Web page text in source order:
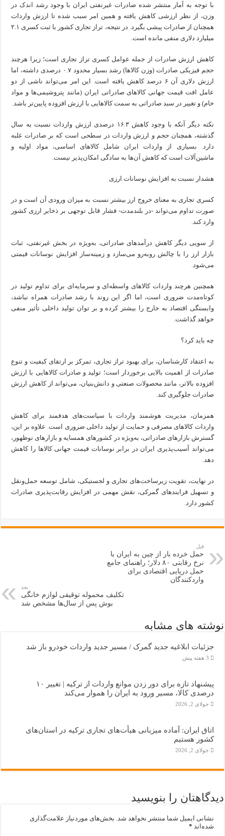
با توجه به آمار منتشر شده صادرات غیرنفتی ایران با وجود رشد اندک در
وزن، از نظر ارزشی کاهش یافته و همین امر سبب شده تا ارزش واردات
همچنان از صادرات پیشی بگیرد. در نتیجه، تراز تجاری کشور با ثبت کسری ۲.۱
میلیارد دلاری منفی مانده است.
کاهش ارزش صادرات از جمله عوامل کسری تراز تجاری است؛ زیرا هرچند
حجم فیزیکی صادرات (وزن کالاها) رشد بسیار محدود ۰.۷ درصدی داشته، اما
ارزش دلاری آن ۶ درصد کاهش یافته است. این امر می‌تواند ناشی از دو
عامل افت قیمت جهانی کالاهای صادراتی ایران (مانند پتروشیمی‌ها و مواد
خام) و تغییر در سبد صادراتی به سمت کالاهایی با ارزش افزوده پایین‌تر باشد.
نکته دیگر آنکه با وجود کاهش ۱۶.۳ درصدی ارزش واردات نسبت به سال
گذشته، همچنان حجم و ارزش واردات در سطحی است که بر صادرات غلبه
دارد. بسیاری از واردات ایران شامل کالاهای اساسی، مواد اولیه و
ماشین‌آلات است که کاهش آن‌ها به سادگی امکان‌پذیر نیست.
هشدار نسبت به افزایش نوسانات ارزی
کسری تجاری به معنای خروج ارز بیشتر نسبت به میزان ورودی آن است و در
صورت تداوم می‌تواند -در بلندمدت- فشار قابل توجهی بر ذخایر ارزی کشور
وارد کند.
از سویی دیگر کاهش درآمدهای صادراتی، به‌ویژه در بخش غیرنفتی، ثبات
بازار ارز را با چالش روبه‌رو می‌سازد و زمینه‌ساز افزایش نوسانات قیمتی
می‌شود.
همچنین هرچند واردات کالاهای واسطه‌ای و سرمایه‌ای برای تداوم تولید در
کوتاه‌مدت ضروری است، اما اگر این روند با رشد صادرات همراه نباشد،
وابستگی اقتصاد به خارج را بیشتر کرده و بر توان تولید داخلی تأثیر منفی
خواهد گذاشت.
چه باید کرد؟
به اعتقاد کارشناسان، برای بهبود تراز تجاری، تمرکز بر ارتقای کیفیت و تنوع
صادرات از اهمیت بالایی برخوردار است؛ تولید و صادرات کالاهایی با ارزش
افزوده بالاتر، مانند محصولات صنعتی و دانش‌بنیان، می‌تواند از کاهش ارزش
صادرات جلوگیری کند.
همزمان، مدیریت هوشمند واردات با سیاست‌های هدفمند برای کاهش
واردات کالاهای مصرفی و حمایت از تولید داخلی ضروری است. علاوه بر این،
گسترش بازارهای صادراتی، به‌ویژه در کشورهای همسایه و بازارهای نوظهور،
می‌تواند آسیب‌پذیری ایران در برابر نوسانات قیمت جهانی کالاها را کاهش
دهد.
در نهایت، تقویت زیرساخت‌های تجاری و لجستیکی، شامل توسعه حمل‌ونقل
و تسهیل فرایندهای گمرکی، نقش مهمی در افزایش رقابت‌پذیری صادرات
کشور دارد.
قبل
حمل خرده بار از چین به ایران با
نرخ رقابتی ۸۰ دلار؛ راهنمای جامع
حمل دریایی اقتصادی برای
واردکنندگان
بعد
تکلیف محموله توقیفی لوازم خانگی
بوش پس از سال‌ها مشخص شد
نوشته های مشابه
جزئیات ابلاغیه جدید گمرک / مسیر جدید واردات خودرو باز شد
3 هفته پیش
پیشنهاد تازه برای دور زدن موانع واردات از ترکیه | تغییر ۱۰
درصدی کالا، مسیر ورود به ایران را هموار می‌کند
جولای 2, 2026
اتاق ایران: آماده میزبانی هیأت‌های تجاری ترکیه در استان‌های
کشور هستیم
جولای 2, 2026
دیدگاهتان را بنویسید
نشانی ایمیل شما منتشر نخواهد شد. بخش‌های موردنیاز علامت‌گذاری
شده‌اند *